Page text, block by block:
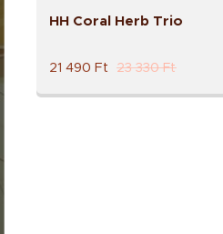
HH Coral Herb Trio
21 490 Ft 23 330Ft